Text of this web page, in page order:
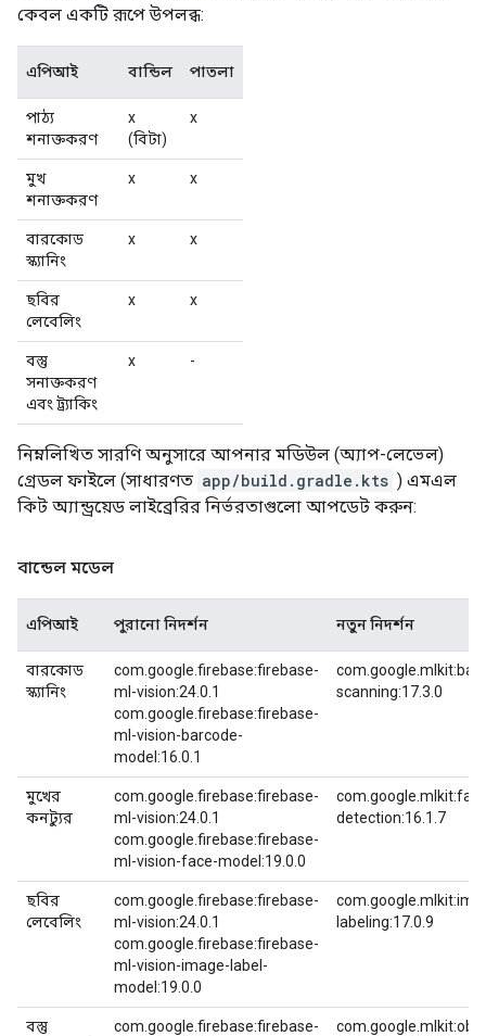
কেবল একটি রূপে উপলব্ধ:
এপিআই বান্ডিল পাতলা
পাঠ্য
শনাক্তকরণ
x
(বিটা)
x
মুখ
শনাক্তকরণ
x x
বারকোড
স্ক্যানিং
x x
ছবির
লেবেলিং
x x
বস্তু
সনাক্তকরণ
এবং ট্র্যাকিং
x -
নিম্নলিখিত সারণি অনুসারে আপনার মডিউল (অ্যাপ-লেভেল)
গ্রেডল ফাইলে (সাধারণত app/build.gradle.kts ) এমএল
কিট অ্যান্ড্রয়েড লাইব্রেরির নির্ভরতাগুলো আপডেট করুন:
বান্ডেল মডেল
এপিআই পুরানো নিদর্শন নতুন নিদর্শন
বারকোড
স্ক্যানিং
com.google.firebase:firebase-
ml-vision:24.0.1
com.google.firebase:firebase-
ml-vision-barcode-
model:16.0.1
scanning:17.3.0
মুখের
কনট্যুর
com.google.firebase:firebase-
ml-vision:24.0.1
com.google.firebase:firebase-
ml-vision-face-model:19.0.0
detection:16.1.7
ছবির
লেবেলিং
com.google.firebase:firebase-
ml-vision:24.0.1
com.google.firebase:firebase-
ml-vision-image-label-
model:19.0.0
labeling:17.0.9
বস্তু
com.google.firebase:firebase-